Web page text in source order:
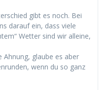
gibt es noch. Bei
darauf ein, dass viele
Wetter sind wir alleine,
glaube es aber
wenn du so ganz